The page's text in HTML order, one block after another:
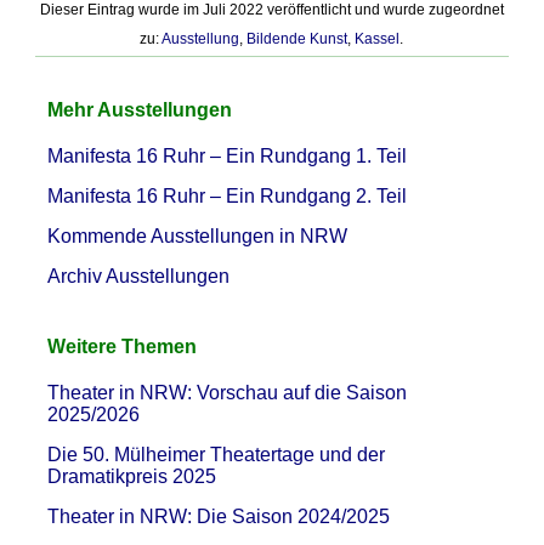
Dieser Eintrag wurde im Juli 2022 veröffentlicht und wurde zugeordnet
zu:Ausstellung, Bildende Kunst, Kassel .
Mehr Ausstellungen
Manifesta 16 Ruhr – Ein Rundgang 1. Teil
Manifesta 16 Ruhr – Ein Rundgang 2. Teil
Kommende Ausstellungen in NRW
Archiv Ausstellungen
Weitere Themen
Theater in NRW: Vorschau auf die Saison
2025/2026
Die 50. Mülheimer Theatertage und der
Dramatikpreis 2025
Theater in NRW: Die Saison 2024/2025